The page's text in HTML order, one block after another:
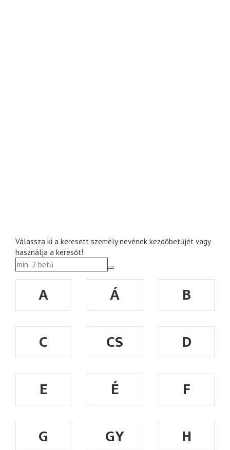
Válassza ki a keresett személy nevének kezdőbetűjét vagy
használja a keresőt!
A Á
B
C
CS
D
E
É
F
G
GY
H